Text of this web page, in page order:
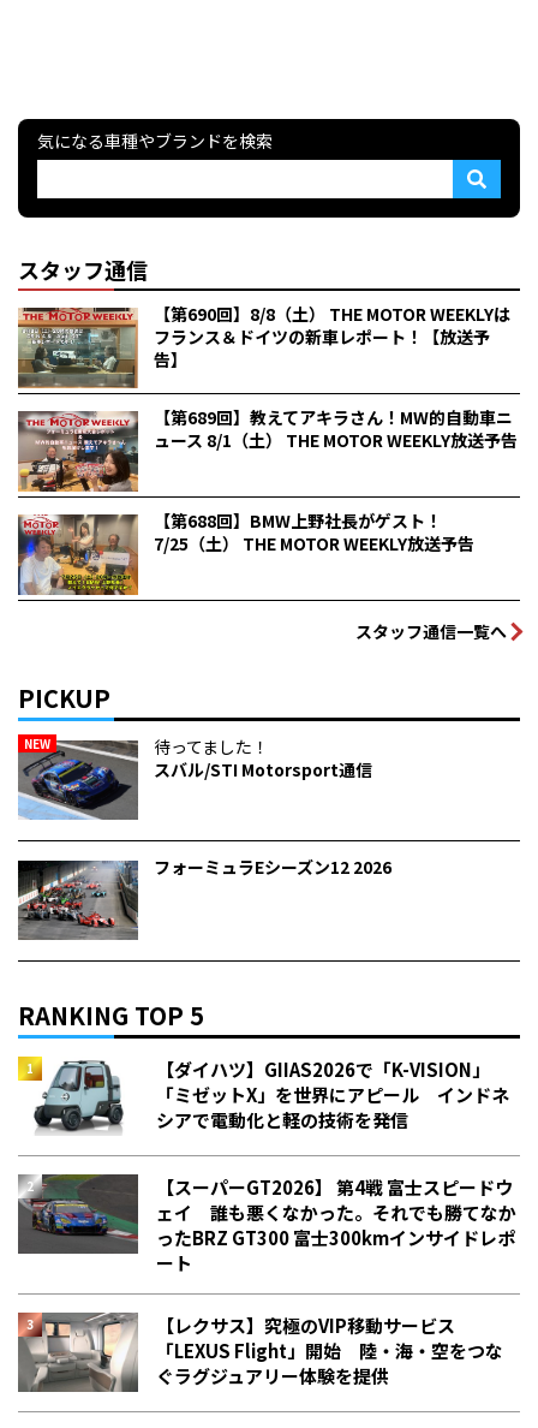
気になる車種やブランドを検索
スタッフ通信
【第690回】8/8（土） THE MOTOR WEEKLYは
フランス＆ドイツの新車レポート！【放送予
告】
【第689回】教えてアキラさん！MW的自動車ニ
ュース 8/1（土） THE MOTOR WEEKLY放送予告
【第688回】BMW上野社長がゲスト！
7/25（土） THE MOTOR WEEKLY放送予告
スタッフ通信一覧へ
PICKUP
NEW
待ってました！
スバル/STI Motorsport通信
フォーミュラEシーズン12 2026
RANKING TOP 5
【ダイハツ】GIIAS2026で「K-VISION」
「ミゼットX」を世界にアピール インドネ
シアで電動化と軽の技術を発信
【スーパーGT2026】 第4戦 富士スピードウ
ェイ 誰も悪くなかった。それでも勝てなか
った――BRZ GT300 富士300kmインサイドレポ
ート
【レクサス】究極のVIP移動サービス
「LEXUS Flight」開始 陸・海・空をつな
ぐラグジュアリー体験を提供